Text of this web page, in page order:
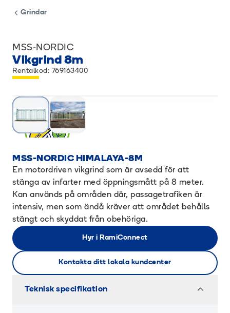
Grindar
MSS-NORDIC
Vikgrind 8m
Rentalkod: 769163400
MSS-NORDIC HIMALAYA-8M
En motordriven vikgrind som är avsedd för att
stänga av infarter med öppningsmått på 8 meter.
Kan används på områden där, passagetrafiken är
intensiv, men som ändå kräver att området behålls
stängt och skyddat från obehöriga.
Hyr i RamiConnect
Kontakta ditt lokala kundcenter
Teknisk specifikation